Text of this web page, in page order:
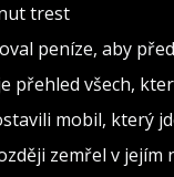
trest
peníze, aby
přehled všech,
mobil, který
zemřel v jejím